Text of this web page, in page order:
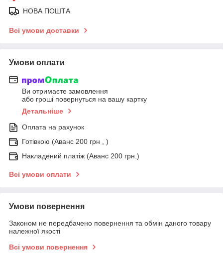
НОВА ПОШТА
Всі умови доставки
Умови оплати
Ви отримаєте замовлення
або гроші повернуться на вашу картку
Детальніше
Оплата на рахунок
Готівкою (Аванс 200 грн , )
Накладений платіж (Аванс 200 грн.)
Всі умови оплати
Умови повернення
Законом не передбачено повернення та обмін даного товару
належної якості
Всі умови повернення